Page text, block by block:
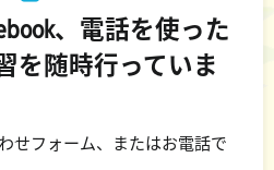
、電話を使った
を随時行っていま
せフォーム、またはお電話で